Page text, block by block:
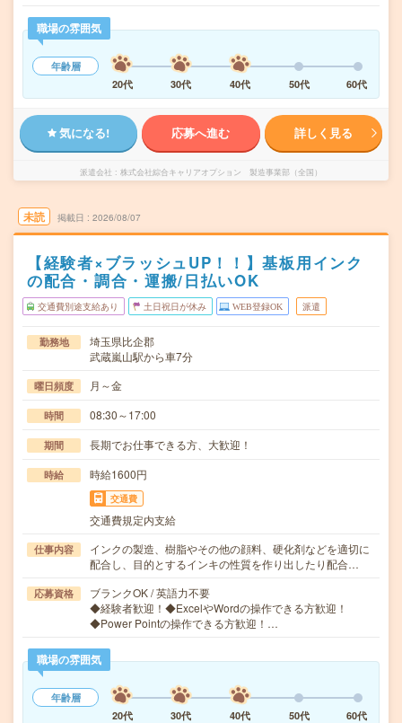
職場の雰囲気
年齢層
20代
30代 40代 50代 60代
気になる! 応募へ進む 詳しく見る
派遣会社 株式会社綜合キャリアオプション 製造事業部（全国）
未読 掲載日 2026/08/07
【経験者×ブラッシュUP！！】基板用インク
の配合・調合・運搬/日払いOK
交通費別途支給あり 土日祝日が休み WEB登録OK 派遣
勤務地
埼玉県比企郡
武蔵嵐山駅から車7分
曜日頻度 月～金
時間 08:30～17:00
期間 長期でお仕事できる方、大歓迎！
時給 時給1600円
交通費
交通費規定内支給
仕事内容
インクの製造、樹脂やその他の顔料、硬化剤などを適切に
配合し、目的とするインキの性質を作り出したり配合…
応募資格
ブランクOK / 英語力不要
◆経験者歓迎！◆ExcelやWordの操作できる方歓迎！
◆Power Pointの操作できる方歓迎！…
職場の雰囲気
年齢層
20代
30代 40代 50代 60代